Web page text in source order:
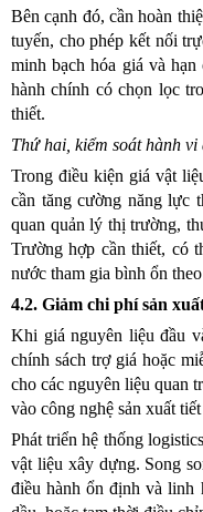
Bên cạnh đó, cần hoàn
tuyến, cho phép kết nối
minh bạch hóa giá và
hành chính có chọn lọc
thiết.
Thứ hai, kiểm soát hành
Trong điều kiện giá vật
cần tăng cường năng lực
quan quản lý thị trường,
Trường hợp cần thiết, có
nước tham gia bình ổn
4.2. Giảm chi phí sản
Khi giá nguyên liệu đầu
chính sách trợ giá hoặc
cho các nguyên liệu quan
vào công nghệ sản xuất
Phát triển hệ thống
vật liệu xây dựng. Song
điều hành ổn định và linh